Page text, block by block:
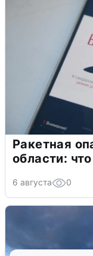
Ракетная
области:
6 августа 0